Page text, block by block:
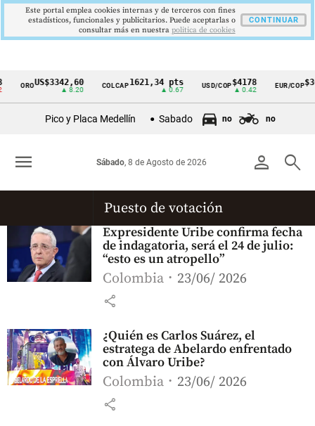
Cintillo
Colombia
OROUS$3342,60
▲ 8.20
COLCAP1621,34 pts
▲ 0.67
USD/COP$4178
▲ 0.42
EUR/COP
Pico y Placa Medellín Sabado no no
person search
Sábado, 8 de Agosto de 2026
menu
Puesto de votación
Expresidente Uribe confirma fecha
de indagatoria, será el 24 de julio:
“esto es un atropello”
Colombia 23/06/ 2026
share
¿Quién es Carlos Suárez, el
estratega de Abelardo enfrentado
con Álvaro Uribe?
Colombia 23/06/ 2026
share
Este portal emplea cookies internas y de terceros con fines
estadísticos, funcionales y publicitarios. Puede aceptarlas o
consultar más en nuestra politica de cookies
CONTINUAR